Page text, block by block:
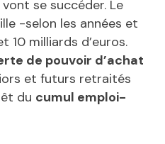
se succéder. Le
-selon les années et
10 milliards d’euros.
de pouvoir d’achat
et futurs retraités
du cumul emploi-